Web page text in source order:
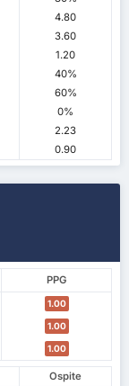
4.80
3.60
1.20
40%
60%
0%
2.23
0.90
PPG
1.00
1.00
1.00
Ospite